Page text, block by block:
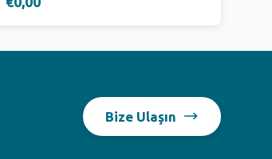
Bize Ulaşın